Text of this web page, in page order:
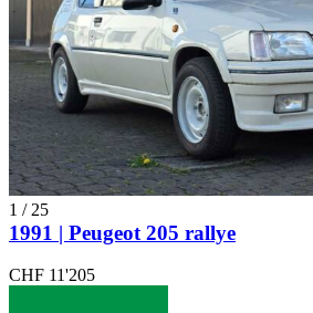
1 / 25
1991 | Peugeot 205 rallye
CHF 11'205